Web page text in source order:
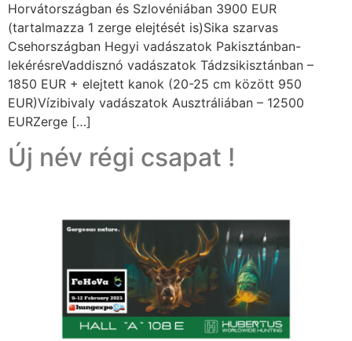
Horvátországban és Szlovéniában 3900 EUR
(tartalmazza 1 zerge elejtését is)Sika szarvas
Csehországban Hegyi vadászatok Pakisztánban-
lekérésreVaddisznó vadászatok Tádzsikisztánban –
1850 EUR + elejtett kanok (20-25 cm között 950
EUR)Vízibivaly vadászatok Ausztráliában – 12500
EURZerge […]
Új név régi csapat !